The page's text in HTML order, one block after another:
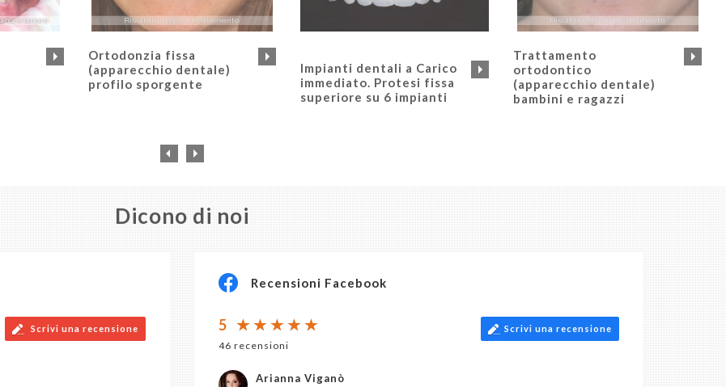
Ortodonzia fissa
(apparecchio dentale)
profilo sporgente
Impianti dentali a Carico
immediato. Protesi fissa
superiore su 6 impianti
Trattamento
ortodontico
(apparecchio dentale)
bambini e ragazzi
Dicono di noi
Scrivi una recensione
Recensioni Facebook
5
46 recensioni
Scrivi una recensione
Arianna Viganò